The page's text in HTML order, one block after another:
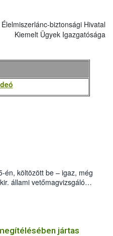
biztonsági Hivatal
Kiemelt Ügyek Igazgatósága
én, költözött be – igaz, még
állami vetőmagvizsgáló
alatti, Czigler Győző által
jártas